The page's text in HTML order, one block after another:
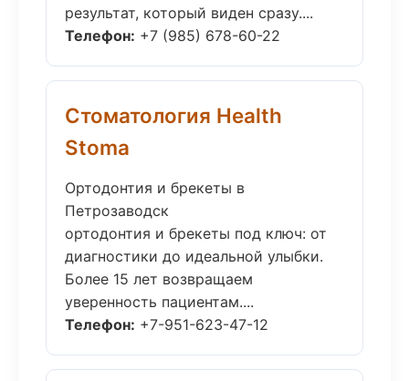
результат, который виден сразу....
Телефон: +7 (985) 678-60-22
Стоматология Health
Stoma
Ортодонтия и брекеты в
Петрозаводск
ортодонтия и брекеты под ключ: от
диагностики до идеальной улыбки.
Более 15 лет возвращаем
уверенность пациентам....
Телефон: +7-951-623-47-12